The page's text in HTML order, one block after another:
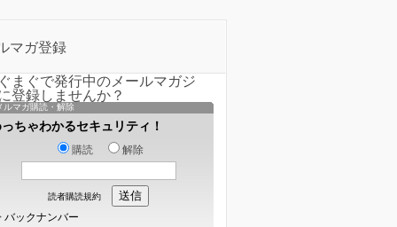
マガ登録
まぐで発行中のメールマガジ
登録しませんか？
ルマガ購読・解除
ちゃわかるセキュリティ！
購読 解除
読者購読規約
バックナンバー